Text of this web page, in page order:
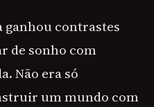
ganhou contrastes
de sonho com
Não era só
um mundo com